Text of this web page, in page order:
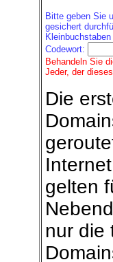
Bitte geben Sie
gesichert
Codewort:
Behandeln Sie
Jeder, der
Die
gelten
nur die